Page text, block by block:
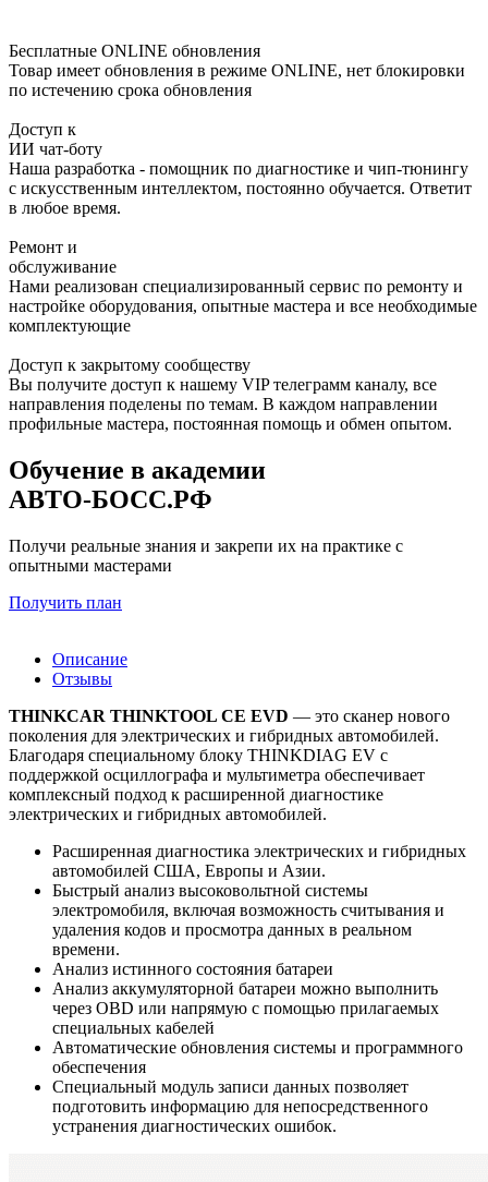
Бесплатные ONLINE обновления
Товар имеет обновления в режиме ONLINE, нет блокировки
по истечению срока обновления
Доступ к
ИИ чат-боту
Наша разработка - помощник по диагностике и чип-тюнингу
с искусственным интеллектом, постоянно обучается. Ответит
в любое время.
Ремонт и
обслуживание
Нами реализован специализированный сервис по ремонту и
настройке оборудования, опытные мастера и все необходимые
комплектующие
Доступ к закрытому сообществу
Вы получите доступ к нашему VIP телеграмм каналу, все
направления поделены по темам. В каждом направлении
профильные мастера, постоянная помощь и обмен опытом.
Обучение в академии
АВТО-БОСС.РФ
Получи реальные знания и закрепи их на практике с
опытными мастерами
Получить план
Описание
Отзывы
THINKCAR THINKTOOL CE EVD — это сканер нового
поколения для электрических и гибридных автомобилей.
Благодаря специальному блоку THINKDIAG EV с
поддержкой осциллографа и мультиметра обеспечивает
комплексный подход к расширенной диагностике
электрических и гибридных автомобилей.
Расширенная диагностика электрических и гибридных
автомобилей США, Европы и Азии.
Быстрый анализ высоковольтной системы
электромобиля, включая возможность считывания и
удаления кодов и просмотра данных в реальном
времени.
Анализ истинного состояния батареи
Анализ аккумуляторной батареи можно выполнить
через OBD или напрямую с помощью прилагаемых
специальных кабелей
Автоматические обновления системы и программного
обеспечения
Специальный модуль записи данных позволяет
подготовить информацию для непосредственного
устранения диагностических ошибок.